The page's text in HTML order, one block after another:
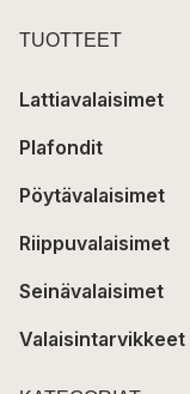
TUOTTEET
Lattiavalaisimet
Plafondit
Pöytävalaisimet
Riippuvalaisimet
Seinävalaisimet
Valaisintarvikkeet